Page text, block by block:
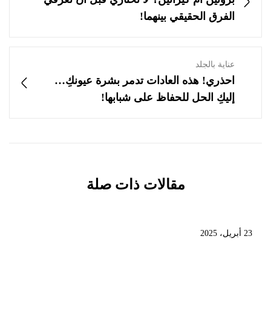
الفرق الحقيقي بينهما!
عناية بالجلد
احذري! هذه العادات تدمر بشرة عيونكِ…
إليكِ الحل للحفاظ على شبابها!
مقالات ذات صلة
23 أبريل، 2025